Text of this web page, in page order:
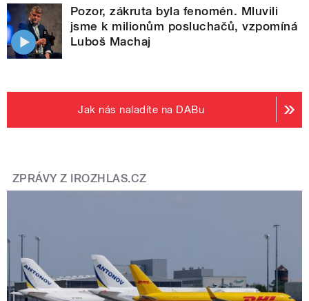
Pozor, zákruta byla fenomén. Mluvili
jsme k milionům posluchačů, vzpomíná
Luboš Machaj
Jak nás naladíte na DABu
ZPRÁVY Z IROZHLAS.CZ